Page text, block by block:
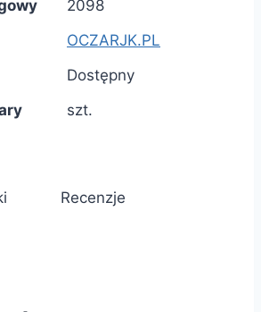
2098
OCZARJK.PL
Dostępny
szt.
Recenzje